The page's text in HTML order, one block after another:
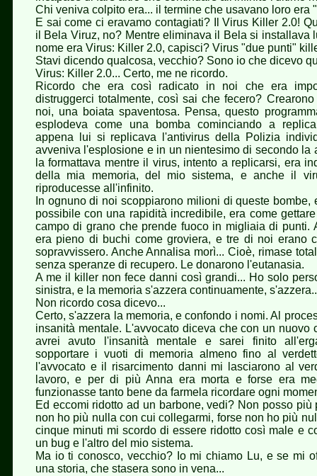
Chi veniva colpito era... il termine che usavano loro era
E sai come ci eravamo contagiati? Il Virus Killer 2.0!
il Bela Viruz, no? Mentre eliminava il Bela si installava
nome era Virus: Killer 2.0, capisci? Virus "due punti"
Stavi dicendo qualcosa, vecchio? Sono io che dicevo
Virus: Killer 2.0... Certo, me ne ricordo.
Ricordo che era così radicato in noi che era
distruggerci totalmente, così sai che fecero?
noi, una boiata spaventosa. Pensa, questo
esplodeva come una bomba cominciando a
appena lui si replicava l'antivirus della Polizia
avveniva l'esplosione e in un nientesimo di secondo la
la formattava mentre il virus, intento a replicarsi, era
della mia memoria, del mio sistema, e anche il
riproducesse all'infinito.
In ognuno di noi scoppiarono milioni di queste
possibile con una rapidità incredibile, era come
campo di grano che prende fuoco in migliaia di punti.
era pieno di buchi come groviera, e tre di noi erano
sopravvissero. Anche Annalisa morì... Cioè, rimase
senza speranze di recupero. Le donarono l'eutanasia.
A me il killer non fece danni così grandi... Ho solo
sinistra, e la memoria s'azzera continuamente,
Non ricordo cosa dicevo...
Certo, s'azzera la memoria, e confondo i nomi. Al
insanità mentale. L'avvocato diceva che con un nuovo
avrei avuto l'insanità mentale e sarei finito
sopportare i vuoti di memoria almeno fino al
l'avvocato e il risarcimento danni mi lasciarono al
lavoro, e per di più Anna era morta e forse era
funzionasse tanto bene da farmela ricordare ogni
Ed eccomi ridotto ad un barbone, vedi? Non posso più
non ho più nulla con cui collegarmi, forse non ho più
cinque minuti mi scordo di essere ridotto così male e
un bug e l'altro del mio sistema.
Ma io ti conosco, vecchio? Io mi chiamo Lu, e se mi
una storia, che stasera sono in vena...